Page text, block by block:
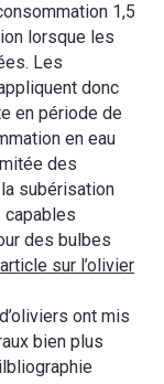
1,5
lorsque les
Les
donc
en période de
en eau
des
subérisation
capables
des bulbes
sur l’olivier
ont mis
bien plus